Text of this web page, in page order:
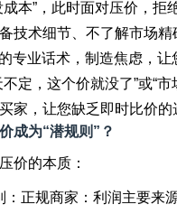
本”，此时面对压价，拒
技术细节、不了解市场精
专业话术，制造焦虑，
定，这个价就没了”或“
家，让您缺乏即时比价的
成为“潜规则”？
价的本质：
正规商家：利润主要来